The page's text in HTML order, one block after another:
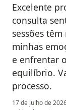
Excelente
consulta
sessões
minhas
e enfrentar
equilíbrio.
processo.
17 de julho de